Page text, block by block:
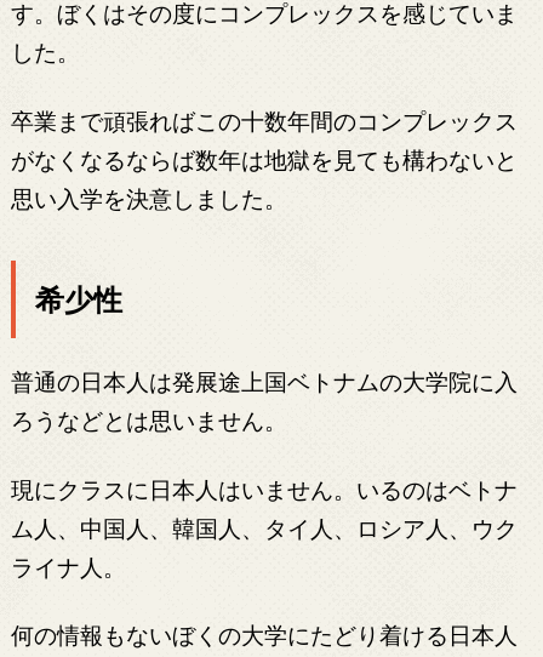
す。ぼくはその度にコンプレックスを感じていま
した。
卒業まで頑張ればこの十数年間のコンプレックス
がなくなるならば数年は地獄を見ても構わないと
思い入学を決意しました。
希少性
普通の日本人は発展途上国ベトナムの大学院に入
ろうなどとは思いません。
現にクラスに日本人はいません。いるのはベトナ
ム人、中国人、韓国人、タイ人、ロシア人、ウク
ライナ人。
何の情報もないぼくの大学にたどり着ける日本人